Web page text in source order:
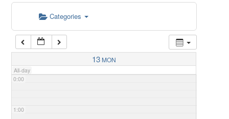
Categories
13 MON
All-day
0:00
1:00